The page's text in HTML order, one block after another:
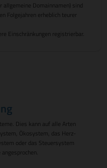
allgemeine Domainnamen) sind
Folgejahren erheblich teurer
Einschränkungen registrierbar.
Dies kann auf alle Arten
Ökosystem, das Herz-
oder das Steuersystem